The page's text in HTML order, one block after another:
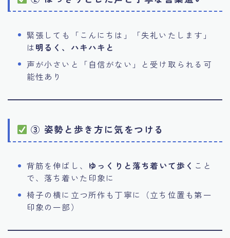
緊張しても「こんにちは」「失礼いたします」
は明るく、ハキハキと
声が小さいと「自信がない」と受け取られる可
能性あり
③ 姿勢と歩き方に気をつける
背筋を伸ばし、 ゆっくりと落ち着いて歩く こと
で、落ち着いた印象に
椅子の横に立つ所作も丁寧に（立ち位置も第一
印象の一部）